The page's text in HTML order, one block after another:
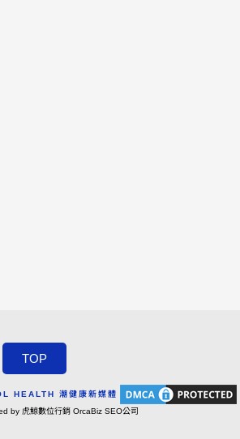
TOP
HEALTH 潮健康新媒體
by 虎鯨數位行銷 OrcaBiz SEO公司